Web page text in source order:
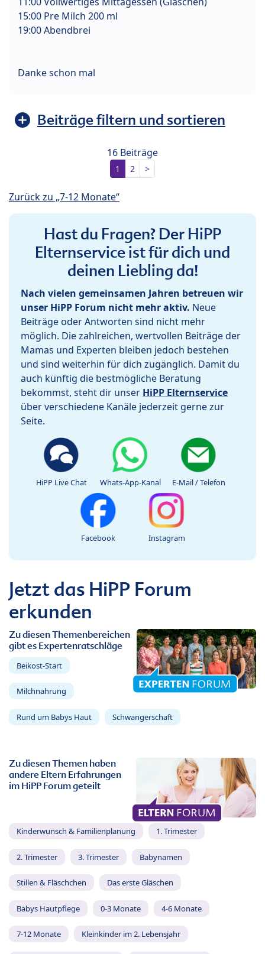
15:00 Pre Milch 200 ml
19:00 Abendbrei
Danke schon mal
Beiträge filtern und sortieren
16 Beiträge
1 2 >
Zurück zu „7-12 Monate“
Hast du Fragen? Der HiPP
Elternservice ist für dich und
deinen Liebling da!
Nach vielen gemeinsamen Jahren betreuen wir
unser HiPP Forum nicht mehr aktiv. Neue
Beiträge oder Antworten sind nicht mehr
möglich. Die zahlreichen, wertvollen Beiträge der
Mamas und Experten bleiben jedoch bestehen
und sind weiterhin für dich zugänglich. Damit du
auch künftig die bestmögliche Beratung
bekommst, steht dir unser HiPP Elternservice
über verschiedene Kanäle jederzeit gerne zur
Seite.
HiPP Live Chat Whats-App-Kanal E-Mail / Telefon
Facebook Instagram
Jetzt das HiPP Forum
erkunden
Zu diesen Themenbereichen
gibt es Expertenratschläge
Beikost-Start
Milchnahrung
Rund um Babys Haut Schwangerschaft
Zu diesen Themen haben
andere Eltern Erfahrungen
im HiPP Forum geteilt
Kinderwunsch & Familienplanung 1. Trimester
2. Trimester 3. Trimester Babynamen
Stillen & Fläschchen Das erste Gläschen
Babys Hautpflege 0-3 Monate 4-6 Monate
7-12 Monate Kleinkinder im 2. Lebensjahr